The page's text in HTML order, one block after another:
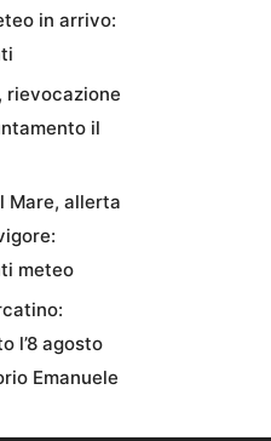
in arrivo:
rievocazione
il
Mare, allerta
meteo
l’8 agosto
Emanuele